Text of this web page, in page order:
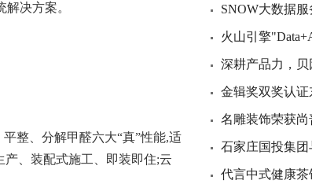
决方案。
整、分解甲醛六大“真”性能,适
产、装配式施工、即装即住;云
SNOW大数据
火山引擎
深耕产品力，
金辑奖双奖认
名雕装饰荣获
石家庄国投集
代言中式健康茶